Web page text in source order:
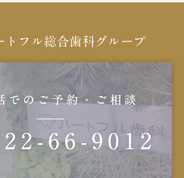
トフル総合歯科グループ